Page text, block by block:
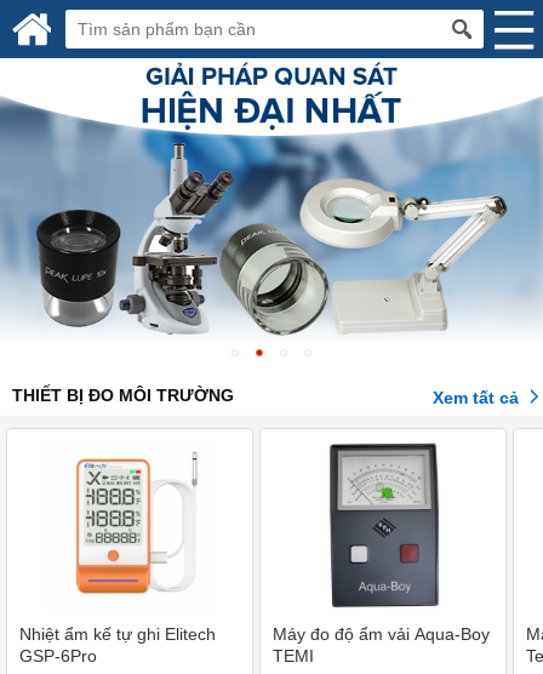
THIẾT BỊ ĐO MÔI TRƯỜNG Xem tất cả
Nhiệt ẩm kế tự ghi Elitech
GSP-6Pro
Máy đo độ ẩm vải Aqua-Boy
TEMI